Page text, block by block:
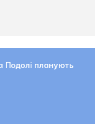
Подолі планують